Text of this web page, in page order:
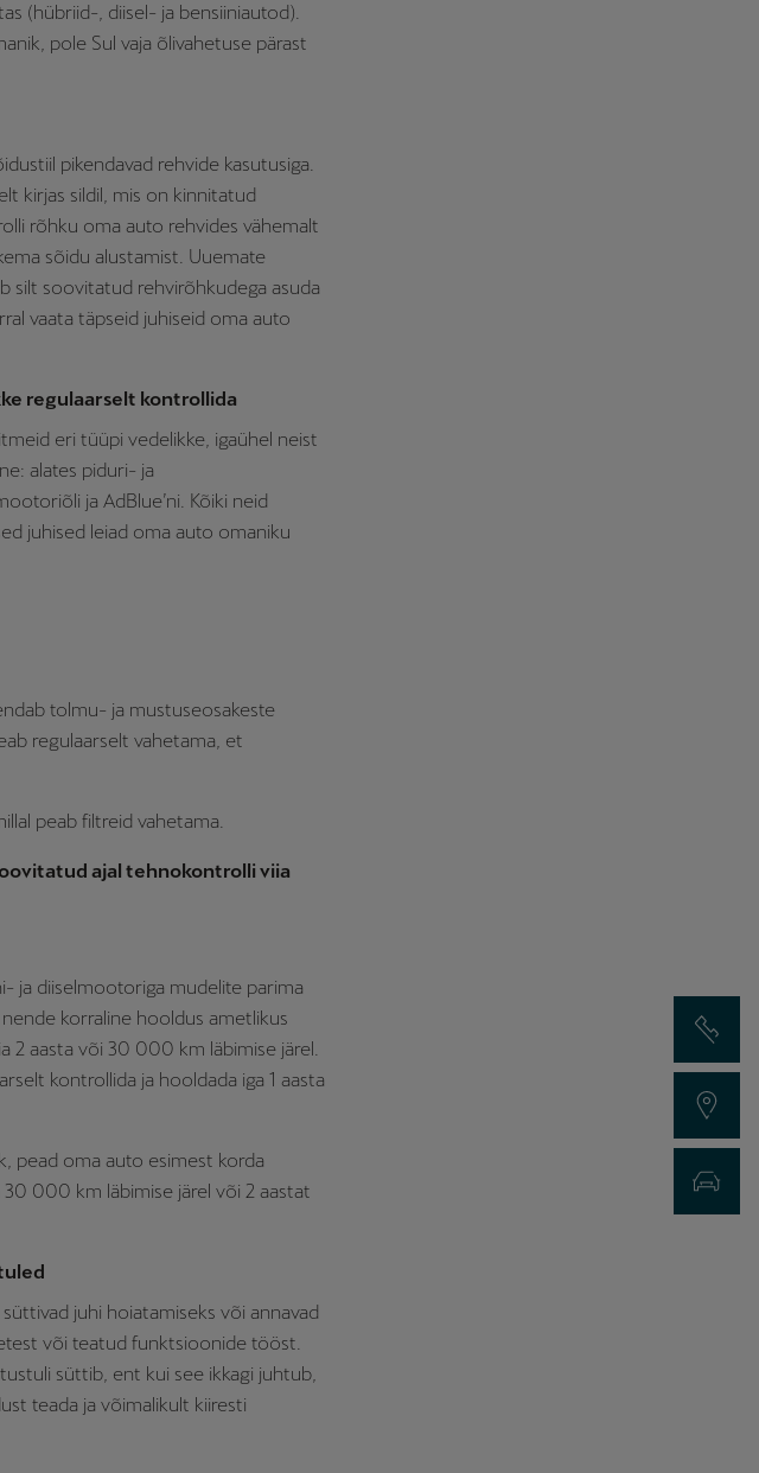
(hübriid-, diisel- ja bensiiniautod).
pole Sul vaja õlivahetuse pärast
pikendavad rehvide kasutusiga.
kirjas sildil, mis on kinnitatud
rõhku oma auto rehvides vähemalt
sõidu alustamist. Uuemate
silt soovitatud rehvirõhkudega asuda
vaata täpseid juhiseid oma auto
regulaarselt kontrollida
eri tüüpi vedelikke, igaühel neist
alates piduri- ja
ja AdBlue’ni. Kõiki neid
juhised leiad oma auto omaniku
tolmu- ja mustuseosakeste
regulaarselt vahetama, et
peab filtreid vahetama.
ajal tehnokontrolli viia
ja diiselmootoriga mudelite parima
korraline hooldus ametlikus
2 aasta või 30 000 km läbimise järel.
kontrollida ja hooldada iga 1 aasta
pead oma auto esimest korda
000 km läbimise järel või 2 aastat
juhi hoiatamiseks või annavad
või teatud funktsioonide tööst.
süttib, ent kui see ikkagi juhtub,
teada ja võimalikult kiiresti
Võta
Edasimüüjad
Broneeri